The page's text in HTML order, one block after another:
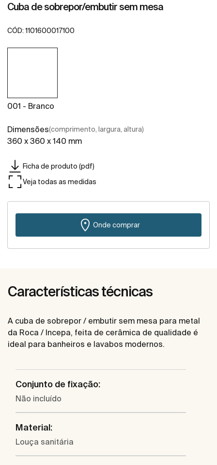
Cuba de sobrepor/embutir sem mesa
CÓD: 1101600017100
001 - Branco
Dimensões(comprimento, largura, altura)
360 x 360 x 140 mm
Ficha de produto (pdf)
Veja todas as medidas
Onde comprar
Características técnicas
A cuba de sobrepor / embutir sem mesa para metal
da Roca / Incepa, feita de cerâmica de qualidade é
ideal para banheiros e lavabos modernos.
Conjunto de fixação:
Não incluído
Material:
Louça sanitária